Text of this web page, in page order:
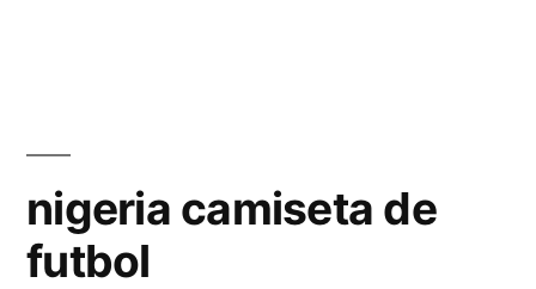
nigeria camiseta de
futbol